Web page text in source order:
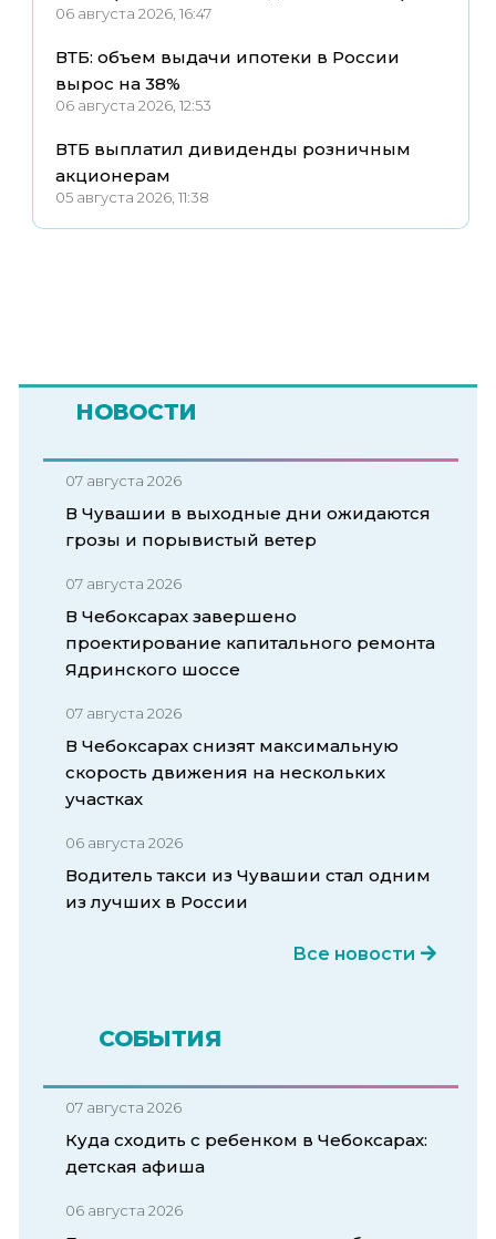
06 августа 2026, 16:47
ВТБ: объем выдачи ипотеки в России
вырос на 38%
06 августа 2026, 12:53
ВТБ выплатил дивиденды розничным
акционерам
05 августа 2026, 11:38
НОВОСТИ
07 августа 2026
В Чувашии в выходные дни ожидаются
грозы и порывистый ветер
07 августа 2026
В Чебоксарах завершено
проектирование капитального ремонта
Ядринского шоссе
07 августа 2026
В Чебоксарах снизят максимальную
скорость движения на нескольких
участках
06 августа 2026
Водитель такси из Чувашии стал одним
из лучших в России
Все новости
СОБЫТИЯ
07 августа 2026
Куда сходить с ребенком в Чебоксарах:
детская афиша
06 августа 2026